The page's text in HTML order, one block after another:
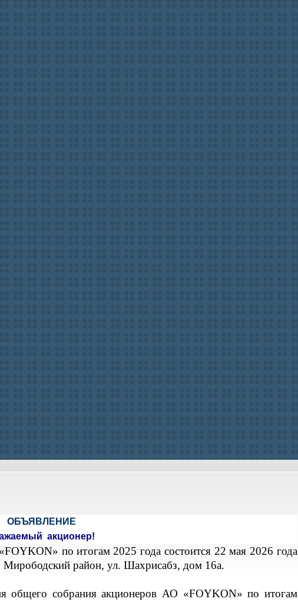
ОБЪЯВЛЕНИЕ
акционер!
по итогам 2025 года состоится 22 мая 2026 года
Мирободский район, ул. Шахрисабз, дом 16а.
общего собрания акционеров АО «FOYKON» по итогам